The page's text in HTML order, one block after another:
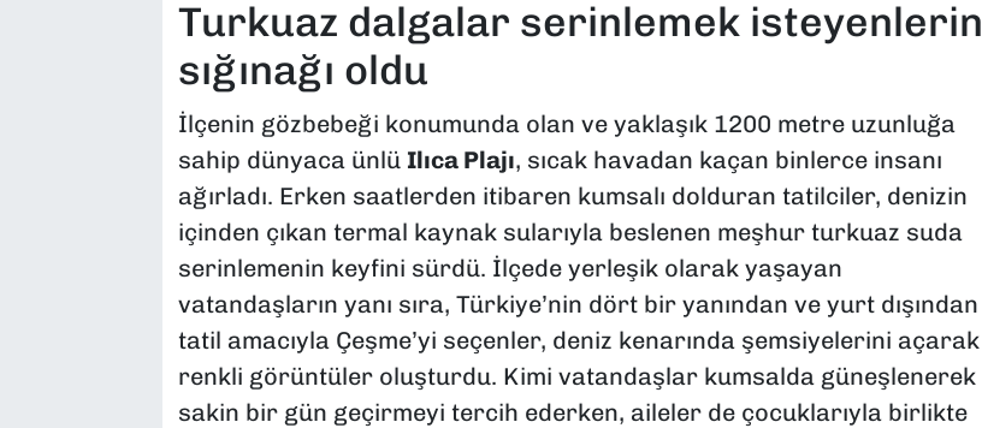
Turkuaz dalgalar serinlemek isteyenlerin
sığınağı oldu
İlçenin gözbebeği konumunda olan ve yaklaşık 1200 metre uzunluğa
sahip dünyaca ünlü Ilıca Plajı, sıcak havadan kaçan binlerce insanı
ağırladı. Erken saatlerden itibaren kumsalı dolduran tatilciler, denizin
içinden çıkan termal kaynak sularıyla beslenen meşhur turkuaz suda
serinlemenin keyfini sürdü. İlçede yerleşik olarak yaşayan
vatandaşların yanı sıra, Türkiye’nin dört bir yanından ve yurt dışından
tatil amacıyla Çeşme’yi seçenler, deniz kenarında şemsiyelerini açarak
renkli görüntüler oluşturdu. Kimi vatandaşlar kumsalda güneşlenerek
sakin bir gün geçirmeyi tercih ederken, aileler de çocuklarıyla birlikte